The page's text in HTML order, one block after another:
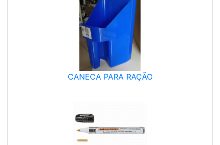
CANECA PARA RAÇÃO